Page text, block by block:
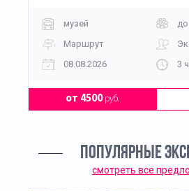
музей
Маршрут
08.08.2026
3
от 4500руб.
ПОПУЛЯРНЫЕ
смотреть все